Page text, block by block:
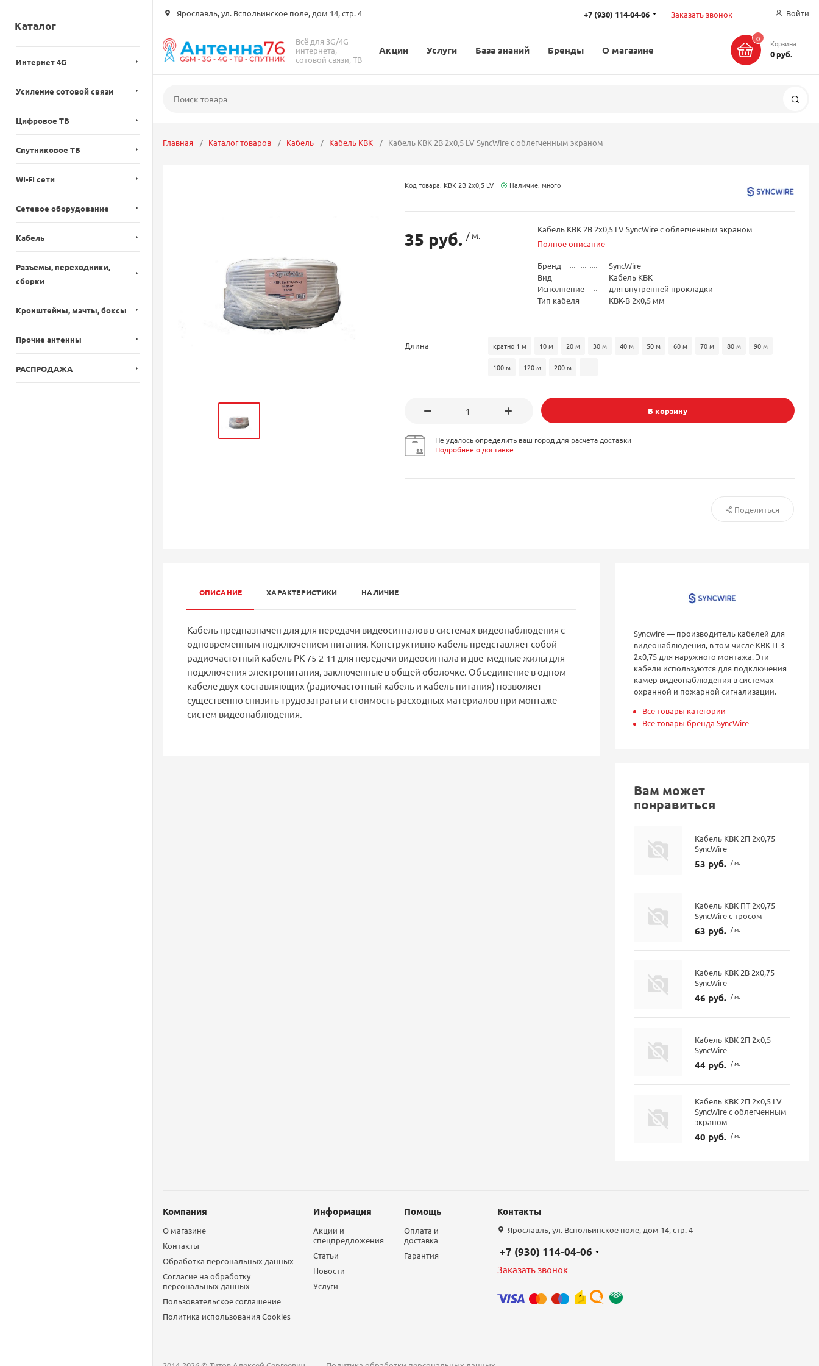
Ярославль, ул. Вспольинское поле, дом 14, стр. 4 +7 (930) 114-04-06 Заказать звонок Войти
Всё для 3G/4G
интернета,
сотовой связи, ТВ
Акции Услуги База знаний Бренды О магазине
0 Корзина
0 руб.
Каталог
Интернет 4G
Усиление сотовой связи
Цифровое ТВ
Спутниковое ТВ
WI-FI сети
Сетевое оборудование
Кабель
Разъемы, переходники,
сборки
Кронштейны, мачты, боксы
Прочие антенны
РАСПРОДАЖА
Главная Каталог товаров Кабель Кабель КВК Кабель КВК 2В 2х0,5 LV SyncWire с облегченным экраном
Код товара: КВК 2В 2х0,5 LV Наличие: много
35 руб. / м.
Кабель КВК 2В 2х0,5 LV SyncWire с облегченным экраном
Полное описание
Бренд
SyncWire
Вид
Кабель КВК
Исполнение
для внутренней прокладки
Тип кабеля
КВК-В 2x0,5 мм
Длина кратно 1 м 10 м 20 м 30 м 40 м 50 м 60 м 70 м 80 м 90 м
100 м 120 м 200 м -
В корзину
Не удалось определить ваш город для расчета доставки
Подробнее о доставке
Поделиться
ОПИСАНИЕ ХАРАКТЕРИСТИКИ НАЛИЧИЕ
Кабель предназначен для для передачи видеосигналов в системах видеонаблюдения с
одновременным подключением питания. Конструктивно кабель представляет собой
радиочастотный кабель РК 75-2-11 для передачи видеосигнала и две медные жилы для
подключения электропитания, заключенные в общей оболочке. Объединение в одном
кабеле двух составляющих (радиочастотный кабель и кабель питания) позволяет
существенно снизить трудозатраты и стоимость расходных материалов при монтаже
систем видеонаблюдения.
Syncwire — производитель кабелей для
видеонаблюдения, в том числе КВК П-3
2х0,75 для наружного монтажа. Эти
кабели используются для подключения
камер видеонаблюдения в системах
охранной и пожарной сигнализации.
Все товары категории
Все товары бренда SyncWire
Вам может
понравиться
Кабель КВК 2П 2х0,75
SyncWire
53 руб. / м.
Кабель КВК ПТ 2х0,75
SyncWire с тросом
63 руб. / м.
Кабель КВК 2В 2х0,75
SyncWire
46 руб. / м.
Кабель КВК 2П 2х0,5
SyncWire
44 руб. / м.
Кабель КВК 2П 2х0,5 LV
SyncWire с облегченным
экраном
40 руб. / м.
Компания
О магазине
Контакты
Обработка персональных данных
Согласие на обработку
персональных данных
Пользовательское соглашение
Политика использования Сookies
Информация
Акции и
спецпредложения
Статьи
Новости
Услуги
Помощь
Оплата и
доставка
Гарантия
Контакты
Ярославль, ул. Вспольинское поле, дом 14, стр. 4
+7 (930) 114-04-06
Заказать звонок